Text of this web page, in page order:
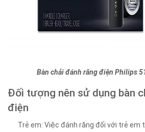
Bàn chải đánh răng điện Philips
Đối tượng nên sử dụng bàn
điện
Trẻ em: Việc đánh răng đối với trẻ em